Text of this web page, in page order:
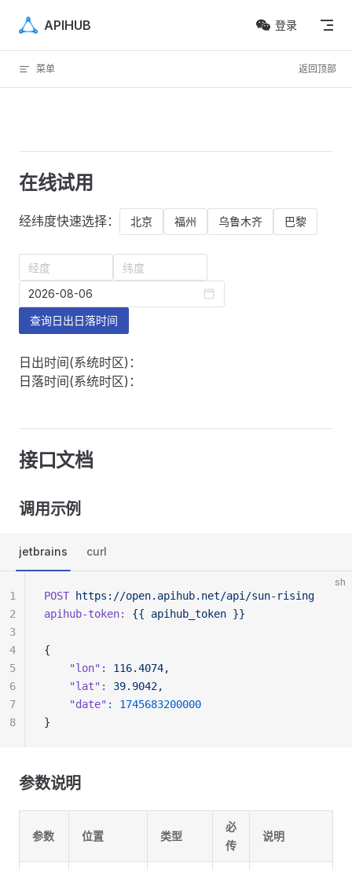
Skip to content
APIHUB 登录
菜单 返回顶部
在线试用
经纬度快速选择： 北京 福州 乌鲁木齐 巴黎
经度 纬度
查询日出日落时间
日出时间(系统时区)：
日落时间(系统时区)：
接口文档
调用示例
jetbrains curl
sh
POST https://open.apihub.net/api/sun-rising
apihub-token:
{{ apihub_token }}
{
    "lon"
:
116.4074,
    "lat"
:
39.9042,
    "date"
:
1745683200000
}
1
2
3
4
5
6
7
8
参数说明
参数 位置 类型
必
传
说明